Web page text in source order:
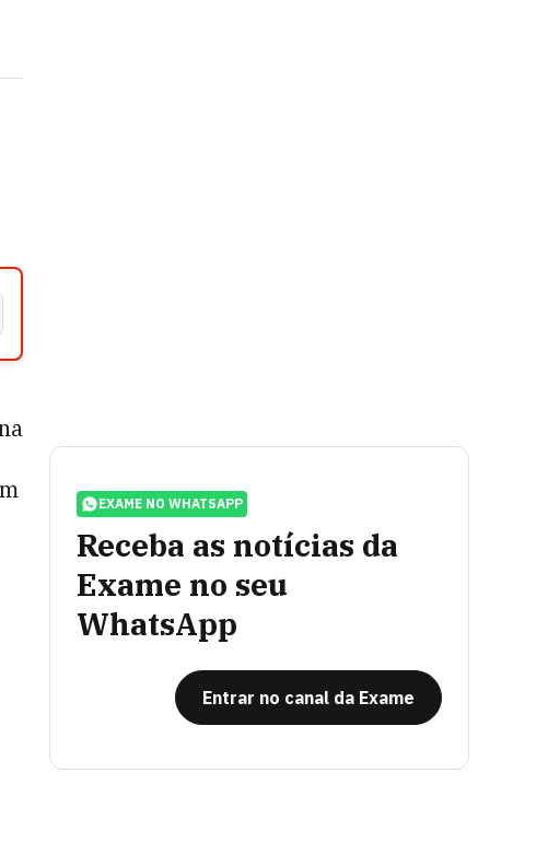
EXAME NO WHATSAPP
Receba as notícias da
Exame no seu
WhatsApp
Entrar no canal da Exame